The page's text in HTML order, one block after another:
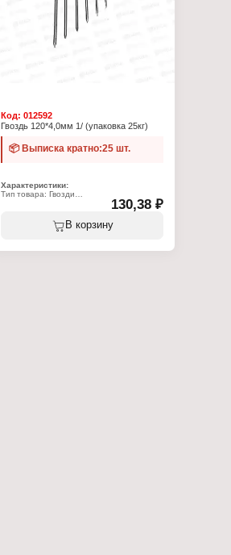
Код:012592
Гвоздь 120*4,0мм 1/ (упаковка 25кг)
📦 Выписка кратно:25 шт.
Характеристики:
Тип товара: Гвозди
Диаметр, мм: 4
Материал: сталь
130,38 ₽
В корзину